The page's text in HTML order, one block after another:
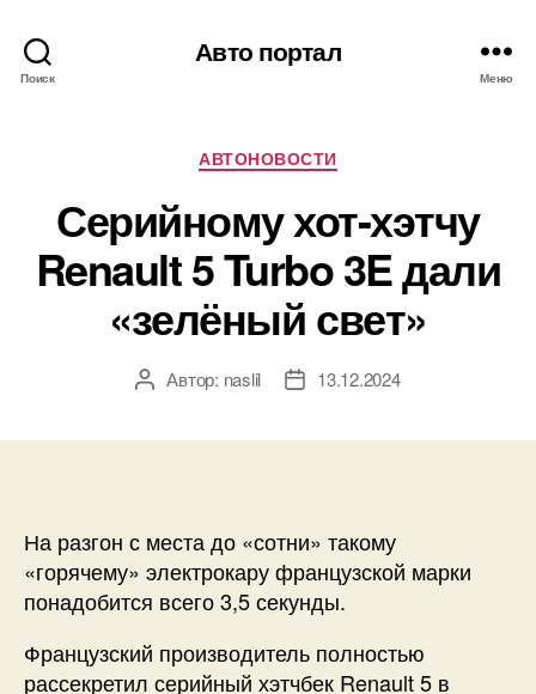
Поиск
Авто портал
Меню
Рубрики
АВТОНОВОСТИ
Серийному хот-хэтчу
Renault 5 Turbo 3E дали
«зелёный свет»
АвторАвтор: naslil
Дата13.12.2024
На разгон с места до «сотни» такому
«горячему» электрокару французской марки
понадобится всего 3,5 секунды.
Французский производитель полностью
рассекретил серийный хэтчбек Renault 5 в